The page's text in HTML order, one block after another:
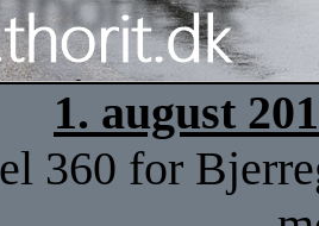
1. august
360 for